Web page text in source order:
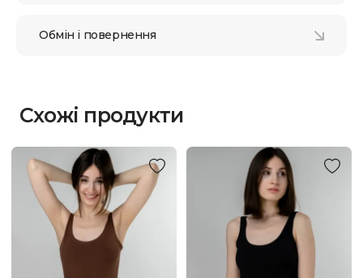
Обмін і повернення
Схожі продукти